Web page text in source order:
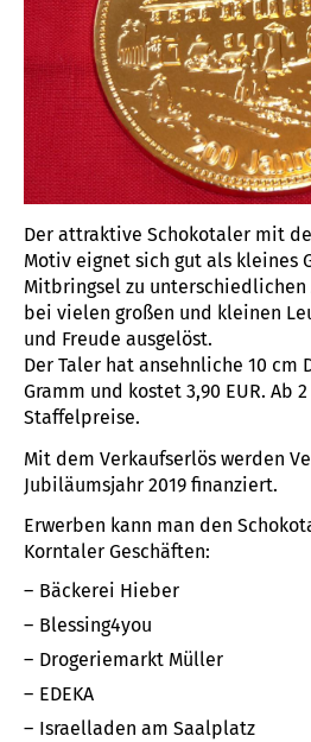
Der attraktive Schokotaler mit
Motiv eignet sich gut als kleines
Mitbringsel zu unterschiedlichen
bei vielen großen und kleinen
und Freude ausgelöst.
Der Taler hat ansehnliche 10 cm
Gramm und kostet 3,90 EUR. Ab
Staffelpreise.
Mit dem Verkaufserlös werden
Jubiläumsjahr 2019 finanziert.
Erwerben kann man den
Korntaler Geschäften:
Bäckerei Hieber
Blessing4you
Drogeriemarkt Müller
EDEKA
Israelladen am Saalplatz